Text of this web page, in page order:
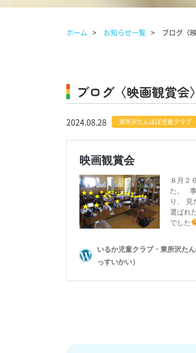
ホーム お知らせ一覧 ブログ〈
ブログ〈映画観賞会
2024.08.28 東所沢たんぽぽ児童クラブ